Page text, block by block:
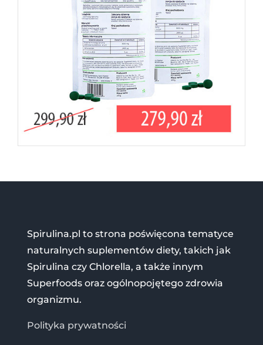
Spirulina.pl to strona poświęcona tematyce
naturalnych suplementów diety, takich jak
Spirulina czy Chlorella, a także innym
Superfoods oraz ogólnopojętego zdrowia
organizmu.
Polityka prywatności